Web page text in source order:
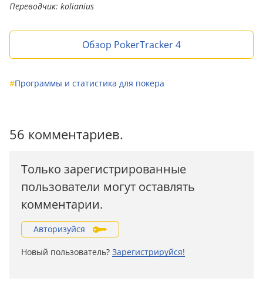
Пepевoдчик: kolianius
Обзор PokerTracker 4
#Программы и статистика для покера
56 комментариев.
Только зарегистрированные
пользователи могут оставлять
комментарии.
Авторизуйся
Новый пользователь? Зарегистрируйся!